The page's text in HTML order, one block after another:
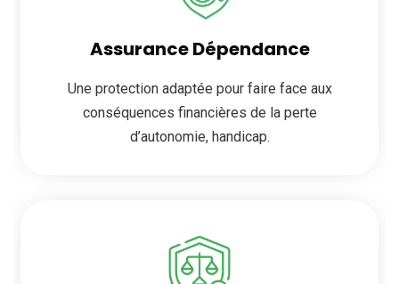
Assurance Dépendance
Une protection adaptée pour faire face aux
conséquences financières de la perte
d’autonomie, handicap.